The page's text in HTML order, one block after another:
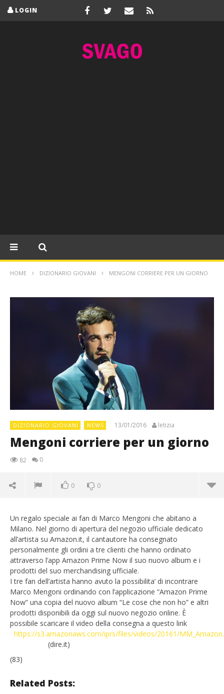
LOGIN
HOME DIZIONARIO GIOVANI MENGONI CORRIERE PER UN GIORNO
DIZIONARIO GIOVANI NEWS 13/01/2016 letizia
Mengoni corriere per un giorno
82 0
0 0
NOW VIEWING
Mengoni corriere per un giorno
letizia
Un regalo speciale ai fan di Marco Mengoni che abitano a
Milano. Nel giorno di apertura del negozio ufficiale dedicato
all’artista su Amazon.it, il cantautore ha consegnato
personalmente gli ordini a tre clienti che hanno ordinato
attraverso l’app Amazon Prime Now il suo nuovo album e i
prodotti del suo merchandising ufficiale.
I tre fan dell’artista hanno avuto la possibilita’ di incontrare
Marco Mengoni ordinando con l’applicazione “Amazon Prime
Now” una copia del nuovo album “Le cose che non ho” e altri
prodotti disponibili da oggi sul nuovo negozio online. È
possibile scaricare il video della consegna a questo link
https://s3.amazonaws.com/iprs/files/videos/20161/
(dire.it)
(83)
Related Posts: